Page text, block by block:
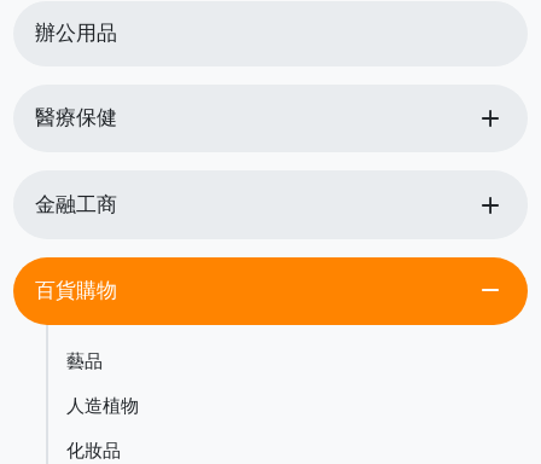
辦公用品
醫療保健 add
金融工商 add
百貨購物 remove
藝品
人造植物
化妝品